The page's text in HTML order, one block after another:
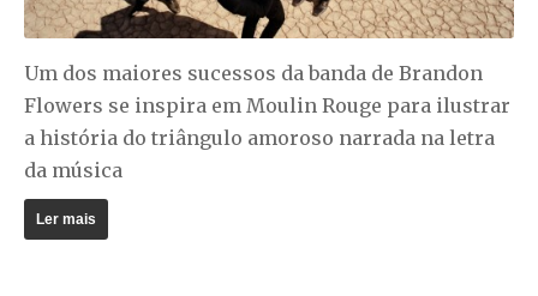
Um dos maiores sucessos da banda de Brandon
Flowers se inspira em Moulin Rouge para ilustrar
a história do triângulo amoroso narrada na letra
da música
Ler mais